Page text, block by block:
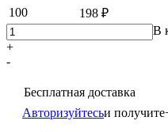
100
198 ₽
+
-
В
Бесплатная доставка
Авторизуйтесьи получите